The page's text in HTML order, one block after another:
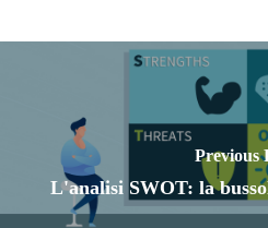
Previous
L'analisi SWOT: la